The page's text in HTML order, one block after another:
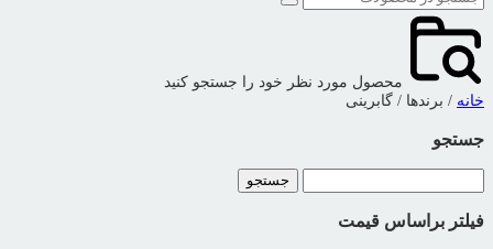
محصول مورد نظر خود را جستجو کنید
خانه / برندها / گابرینی
جستجو
برای:
فیلتر براساس قیمت